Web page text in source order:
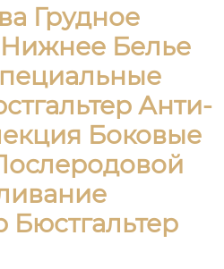
Грудное
Белье
Анти-
Боковые